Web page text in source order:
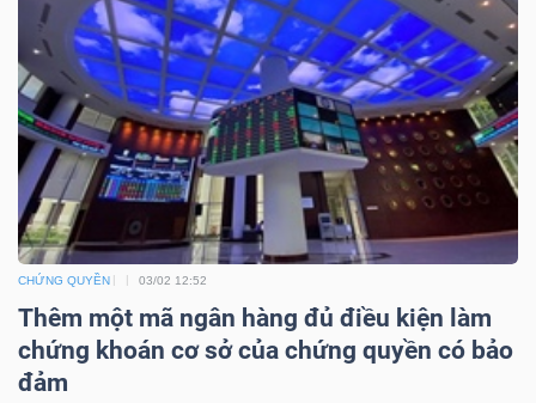
CHỨNG QUYỀN 03/02 12:52
Thêm một mã ngân hàng đủ điều kiện làm
chứng khoán cơ sở của chứng quyền có bảo
đảm
Báo
cáo
phân
tích
(-)
Thuật
ngữ
(-)
Dịch